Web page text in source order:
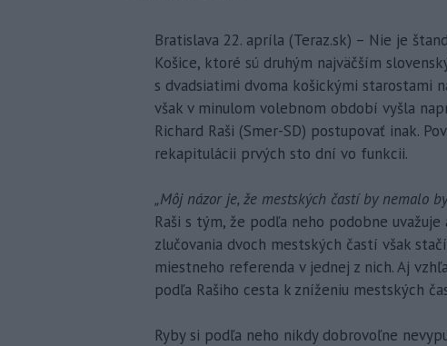
Bratislava 22. apríla (Teraz.sk) – Nie je
Košice, ktoré sú druhým najväčším
s dvadsiatimi dvoma košickými starostami
však v minulom volebnom období vyšla
Richard Raši (Smer-SD) postupovať inak.
rekapitulácii prvých sto dní vo funkcii.
„Môj názor je, že mestských častí by nemalo
Raši s tým, že podľa neho podobne uvažuje
zlučovania dvoch mestských častí však
miestneho referenda v jednej z nich. Aj
podľa Rašiho cesta k zníženiu mestských
Ryby si podľa neho nikdy dobrovoľne